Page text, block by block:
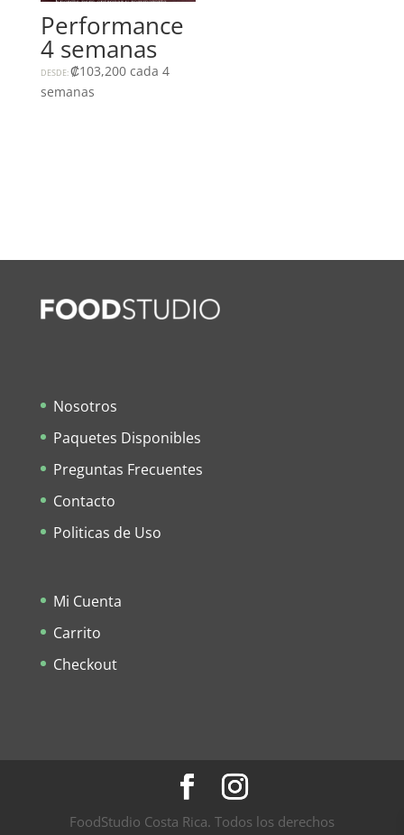
Performance
4 semanas
DESDE:₡103,200 cada 4
semanas
Nosotros
Paquetes Disponibles
Preguntas Frecuentes
Contacto
Politicas de Uso
Mi Cuenta
Carrito
Checkout
FoodStudio Costa Rica. Todos los derechos